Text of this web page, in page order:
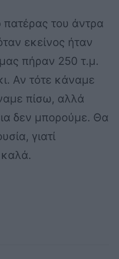
πατέρας του άντρα
εκείνος ήταν
πήραν 250 τ.μ.
Αν τότε κάναμε
πίσω, αλλά
δεν μπορούμε. Θα
γιατί